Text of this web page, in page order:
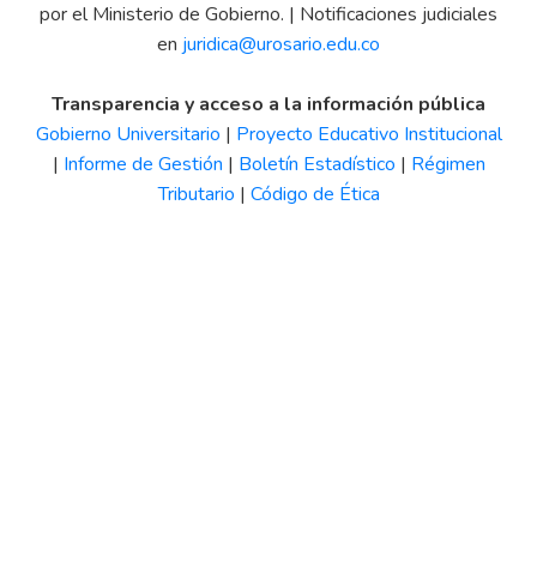
por el Ministerio de Gobierno. | Notificaciones judiciales
en juridica@urosario.edu.co
Transparencia y acceso a la información pública
Gobierno Universitario | Proyecto Educativo Institucional
| Informe de Gestión | Boletín Estadístico | Régimen
Tributario | Código de Ética